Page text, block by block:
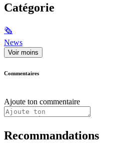
Catégorie
🗞
News
Voir moins
Commentaires
Ajoute ton commentaire
Recommandations